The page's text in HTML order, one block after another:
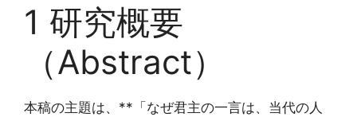
1 研究概要
（Abstract）
本稿の主題は、**「なぜ君主の一言は、当代の人